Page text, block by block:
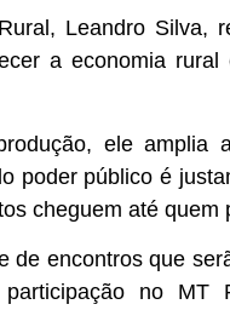
Leandro Silva,
a economia
ele amplia
poder público é
cheguem até quem
de encontros que
no MT